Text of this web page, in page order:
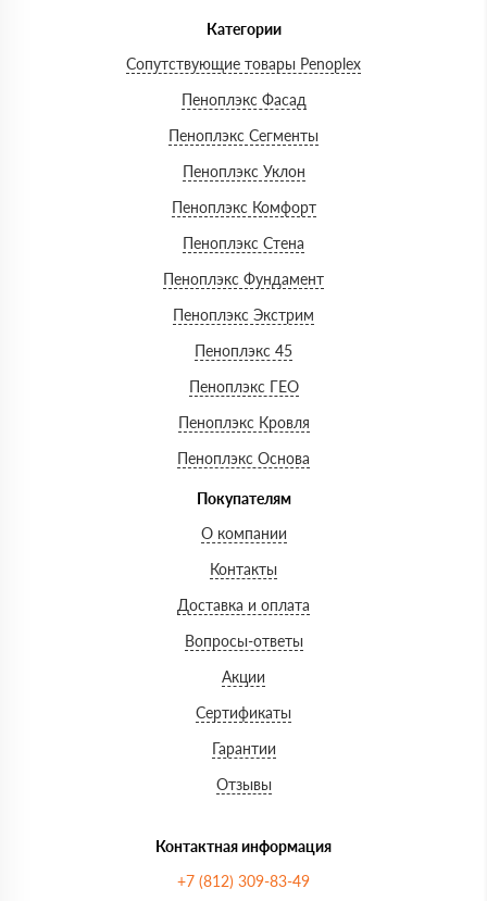
Категории
Сопутствующие товары Penoplex
Пеноплэкс Фасад
Пеноплэкс Сегменты
Пеноплэкс Уклон
Пеноплэкс Комфорт
Пеноплэкс Стена
Пеноплэкс Фундамент
Пеноплэкс Экстрим
Пеноплэкс 45
Пеноплэкс ГЕО
Пеноплэкс Кровля
Пеноплэкс Основа
Покупателям
О компании
Контакты
Доставка и оплата
Вопросы-ответы
Акции
Сертификаты
Гарантии
Отзывы
Контактная информация
+7 (812) 309-83-49